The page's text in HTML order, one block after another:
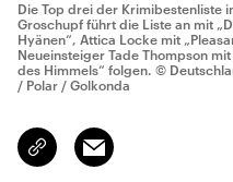
Die Top drei der Krimibestenliste
Groschupf führt die Liste an mit
Hyänen“, Attica Locke mit
Neueinsteiger Tade Thompson
des Himmels“ folgen. ©
/ Polar / Golkonda
Link
kopieren/teilen
Email